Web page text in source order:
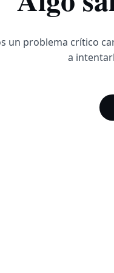
un problema crítico
a